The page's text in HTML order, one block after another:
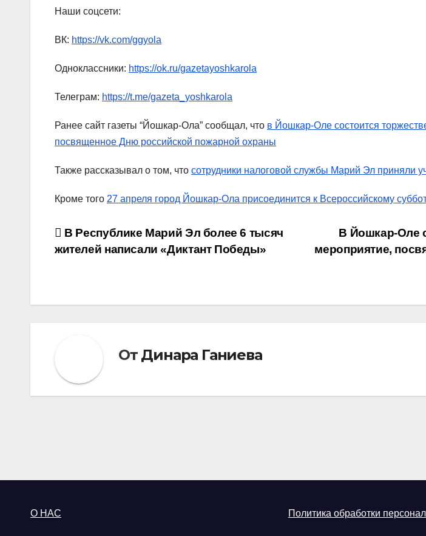
Наши соцсети:
ВК: https://vk.com/ggyola
Одноклассники: https://ok.ru/gazetayoshkarola
Телеграм: https://t.me/gazeta_yoshkarola
Ранее сайт газеты “Йошкар-Ола” сообщал, что в Йошкар-Оле состоится
посвященное Дню российской пожарной охраны
Также рассказывал о том, что сотрудники налоговой службы Марий Эл приняли
Кроме того 27 апреля город Йошкар-Ола присоединится к Всероссийскому
Навигация
В Йошкар-Оле
мероприятие,
В Республике Марий Эл более 6 тысяч
жителей написали «Диктант Победы»
От Динара Ганиева
О НАС Политика обработки